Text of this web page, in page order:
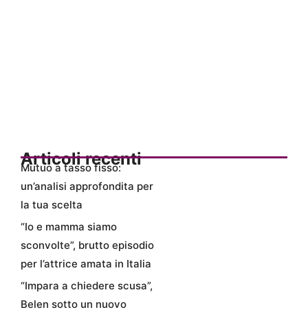
Articoli recenti
Mutuo a tasso fisso:
un’analisi approfondita per
la tua scelta
“Io e mamma siamo
sconvolte”, brutto episodio
per l’attrice amata in Italia
“Impara a chiedere scusa”,
Belen sotto un nuovo